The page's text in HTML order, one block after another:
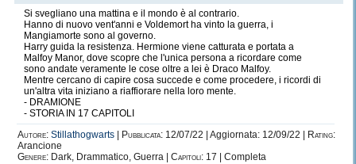
Si svegliano una mattina e il mondo è al contrario.
Hanno di nuovo vent'anni e Voldemort ha vinto la guerra, i
Mangiamorte sono al governo.
Harry guida la resistenza. Hermione viene catturata e portata a
Malfoy Manor, dove scopre che l'unica persona a ricordare come
sono andate veramente le cose oltre a lei è Draco Malfoy.
Mentre cercano di capire cosa succede e come procedere, i ricordi di
un'altra vita iniziano a riaffiorare nella loro mente.
- DRAMIONE
- STORIA IN 17 CAPITOLI
Autore: Stillathogwarts Pubblicata: 12/07/22 | Aggiornata: 12/09/22 |
Rating:
Arancione
Genere: Dark, Drammatico, Guerra | Capitoli: 17 | Completa